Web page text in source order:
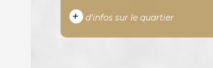
+ d'infos sur le quartier